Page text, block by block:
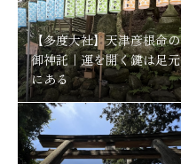
【多度大社】天津彦根命の
御神託｜運を開く鍵は足元
にある